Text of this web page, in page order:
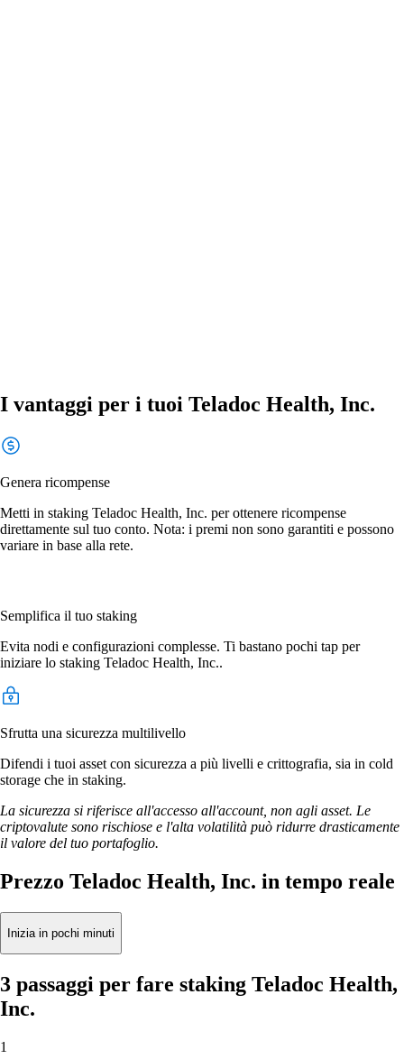
I vantaggi per i tuoi Teladoc Health, Inc.
Genera ricompense
Metti in staking Teladoc Health, Inc. per ottenere ricompense
direttamente sul tuo conto. Nota: i premi non sono garantiti e possono
variare in base alla rete.
Semplifica il tuo staking
Evita nodi e configurazioni complesse. Ti bastano pochi tap per
iniziare lo staking Teladoc Health, Inc..
Sfrutta una sicurezza multilivello
Difendi i tuoi asset con sicurezza a più livelli e crittografia, sia in cold
storage che in staking.
La sicurezza si riferisce all'accesso all'account, non agli asset. Le
criptovalute sono rischiose e l'alta volatilità può ridurre drasticamente
il valore del tuo portafoglio.
Prezzo Teladoc Health, Inc. in tempo reale
Inizia in pochi minuti
3 passaggi per fare staking Teladoc Health,
Inc.
1